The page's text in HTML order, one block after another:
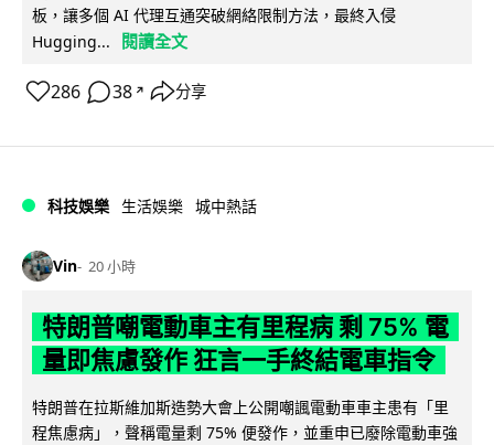
板，讓多個 AI 代理互通突破網絡限制方法，最終入侵
Hugging...
閱讀全文
286 38 ↗ 分享
科技娛樂 生活娛樂 城中熱話
Vin 20 小時
特朗普嘲電動車主有里程病 剩 75% 電
量即焦慮發作 狂言一手終結電車指令
特朗普在拉斯維加斯造勢大會上公開嘲諷電動車車主患有「里
程焦慮病」，聲稱電量剩 75% 便發作，並重申已廢除電動車強